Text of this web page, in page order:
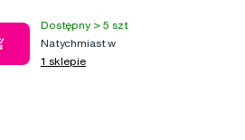
Dostępny > 5 szt
Natychmiast w
1 sklepie